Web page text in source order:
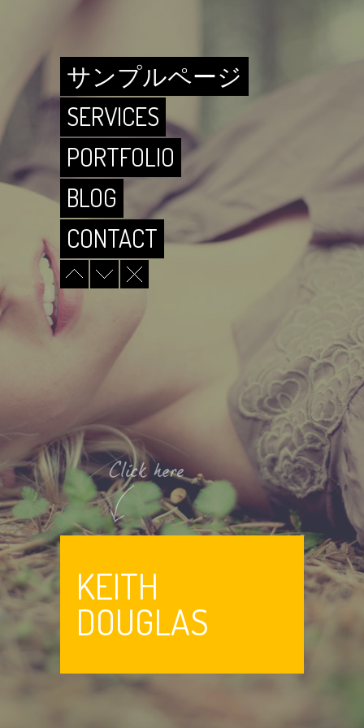
サンプルページ
SERVICES
PORTFOLIO
BLOG
CONTACT
ABOUT
サンプルページ
SERVICES
PORTFOLIO
BLOG
CONTACT
KEITH
DOUGLAS